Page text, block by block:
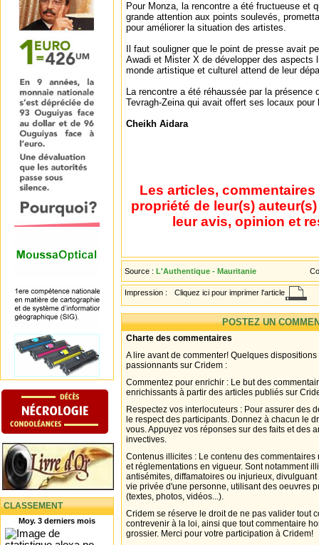
CLASSEMENT
Moy. 3 derniers mois
Pour Monza, la rencontre a été fructueuse et
grande attention aux points soulevés,
pour améliorer la situation des artistes.
Il faut souligner que le point de presse avait
Awadi et Mister X de développer des aspects
monde artistique et culturel attend de leur
La rencontre a été réhaussée par la présence
Tevragh-Zeina qui avait offert ses locaux
Cheikh Aidara
Les articles,
propriété de leur(s)
leur avis, opinion et
Source : L'Authentique - Mauritanie
Impression : Cliquez ici pour imprimer l'article
POSTEZ UN
Charte des commentaires
A lire avant de commenter! Quelques
passionnants sur Cridem :
Commentez pour enrichir : Le but des
enrichissants à partir des articles publiés sur
Respectez vos interlocuteurs : Pour assurer des
le respect des participants. Donnez à chacun le
vous. Appuyez vos réponses sur des faits et des
invectives.
Contenus illicites : Le contenu des
et réglementations en vigueur. Sont notamment
antisémites, diffamatoires ou injurieux,
vie privée d'une personne, utilisant des oeuvres
(textes, photos, vidéos...).
Cridem se réserve le droit de ne pas valider tout
contrevenir à la loi, ainsi que tout commentaire
grossier. Merci pour votre participation à Cridem!